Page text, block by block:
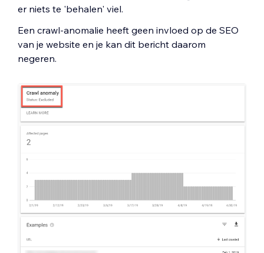
er niets te 'behalen' viel.
Een crawl-anomalie heeft geen invloed op de SEO
van je website en je kan dit bericht daarom
negeren.